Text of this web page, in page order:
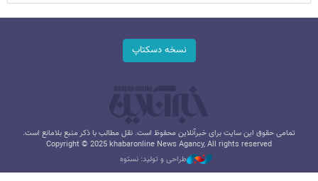
نسخه دسکتاپ
تمامی حقوق این سایت برای خبرآنلاین محفوظ است. نقل مطالب با ذکر منبع بلامانع است.
Copyright © 2025 khabaronline News Agancy, All rights reserved
طراحی و تولید: نستوه